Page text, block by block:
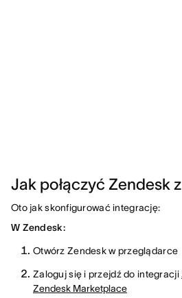
Jak połączyć Zendesk
Oto jak skonfigurować integrację:
W Zendesk:
Otwórz Zendesk w przeglądarce
Zaloguj się i przejdź do integracji
Zendesk Marketplace